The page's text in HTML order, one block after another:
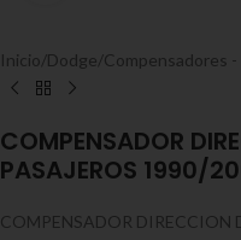
Inicio Dodge Compensadores
COMPENSADOR
PASAJEROS 1990/
COMPENSADOR DIRECCION